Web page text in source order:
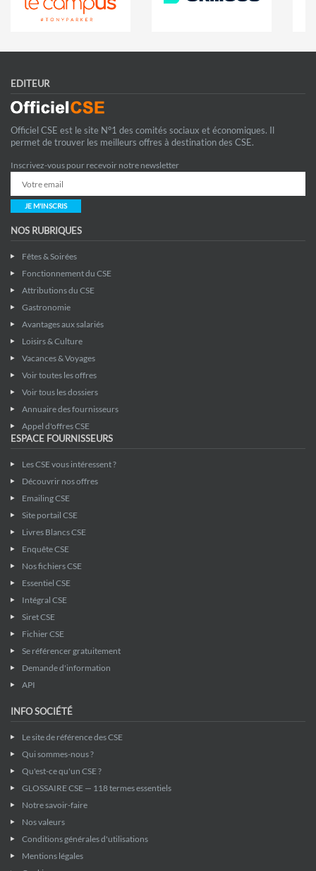
EDITEUR
Officiel CSE est le site N°1 des comités sociaux et économiques. Il
permet de trouver les meilleurs offres à destination des CSE.
Inscrivez-vous pour recevoir notre newsletter
JE M'INSCRIS
NOS RUBRIQUES
Fêtes & Soirées
Fonctionnement du CSE
Attributions du CSE
Gastronomie
Avantages aux salariés
Loisirs & Culture
Vacances & Voyages
Voir toutes les offres
Voir tous les dossiers
Annuaire des fournisseurs
Appel d'offres CSE
ESPACE FOURNISSEURS
Les CSE vous intéressent ?
Découvrir nos offres
Emailing CSE
Site portail CSE
Livres Blancs CSE
Enquête CSE
Nos fichiers CSE
Essentiel CSE
Intégral CSE
Siret CSE
Fichier CSE
Se référencer gratuitement
Demande d'information
API
INFO SOCIÉTÉ
Le site de référence des CSE
Qui sommes-nous ?
Qu'est-ce qu'un CSE ?
GLOSSAIRE CSE — 118 termes essentiels
Notre savoir-faire
Nos valeurs
Conditions générales d'utilisations
Mentions légales